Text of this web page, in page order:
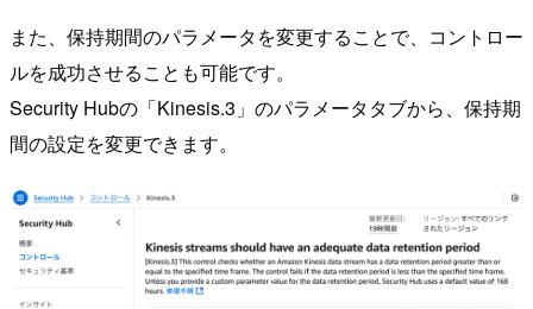
また、保持期間のパラメータを変更することで、コントロー
ルを成功させることも可能です。
Security Hubの「Kinesis.3」のパラメータタブから、保持期
間の設定を変更できます。